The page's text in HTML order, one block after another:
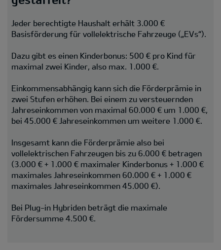
Jeder berechtigte Haushalt erhält 3.000 €
Basisförderung für vollelektrische Fahrzeuge („EVs“).
Dazu gibt es einen Kinderbonus: 500 € pro Kind für
maximal zwei Kinder, also max. 1.000 €.
Einkommensabhängig kann sich die Förderprämie in
zwei Stufen erhöhen. Bei einem zu versteuernden
Jahreseinkommen von maximal 60.000 € um 1.000 €,
bei 45.000 € Jahreseinkommen um weitere 1.000 €.
Insgesamt kann die Förderprämie also bei
vollelektrischen Fahrzeugen bis zu 6.000 € betragen
(3.000 € + 1.000 € maximaler Kinderbonus + 1.000 €
maximales Jahreseinkommen 60.000 € + 1.000 €
maximales Jahreseinkommen 45.000 €).
Bei Plug-in Hybriden beträgt die maximale
Fördersumme 4.500 €.